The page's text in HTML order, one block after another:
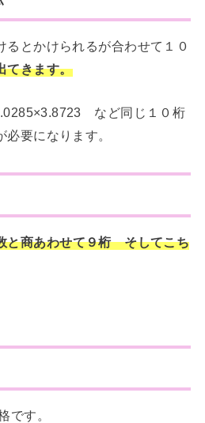
とかけられるが合わせて１０
てきます。
など同じ１０桁
要になります。
と商あわせて９桁 そしてこち
です。